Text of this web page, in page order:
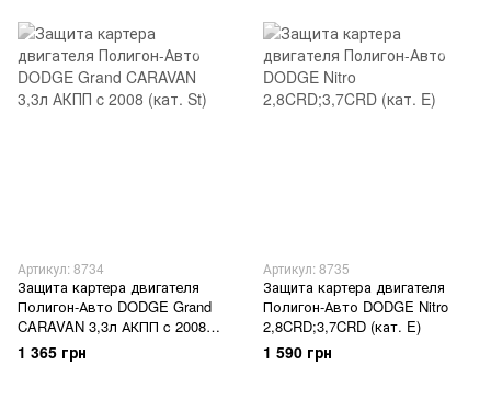
Артикул: 8734
Защита картера двигателя
Полигон-Авто DODGE Grand
CARAVAN 3,3л АКПП c 2008
(кат. St)
1 365 грн
Артикул: 8735
Защита картера двигателя
Полигон-Авто DODGE Nitro
2,8CRD;3,7CRD (кат. E)
1 590 грн